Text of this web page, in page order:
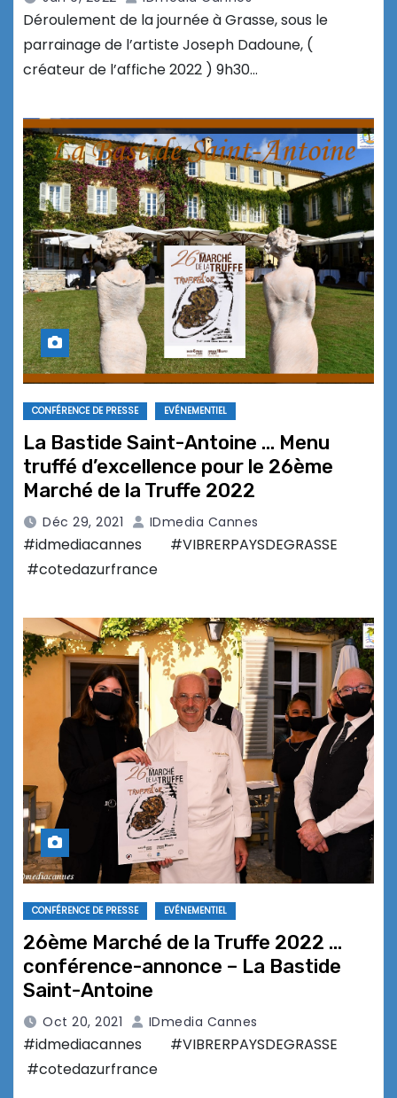
Déroulement de la journée à Grasse, sous le
parrainage de l’artiste Joseph Dadoune, (
créateur de l’affiche 2022 ) 9h30…
CONFÉRENCE DE PRESSE EVÉNEMENTIEL
La Bastide Saint-Antoine … Menu
truffé d’excellence pour le 26ème
Marché de la Truffe 2022
Déc 29, 2021 IDmedia Cannes
#idmediacannes #VIBRERPAYSDEGRASSE
#cotedazurfrance
CONFÉRENCE DE PRESSE EVÉNEMENTIEL
26ème Marché de la Truffe 2022 …
conférence-annonce – La Bastide
Saint-Antoine
Oct 20, 2021 IDmedia Cannes
#idmediacannes #VIBRERPAYSDEGRASSE
#cotedazurfrance